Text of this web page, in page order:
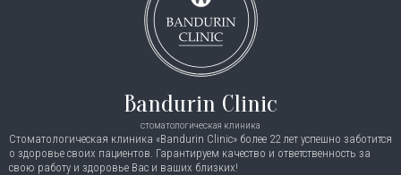
Bandurin Clinic
стоматологическая клиника
Стоматологическая клиника «Bandurin Clinic» более 22 лет успешно заботится
о здоровье своих пациентов. Гарантируем качество и ответственность за
свою работу и здоровье Вас и ваших близких!